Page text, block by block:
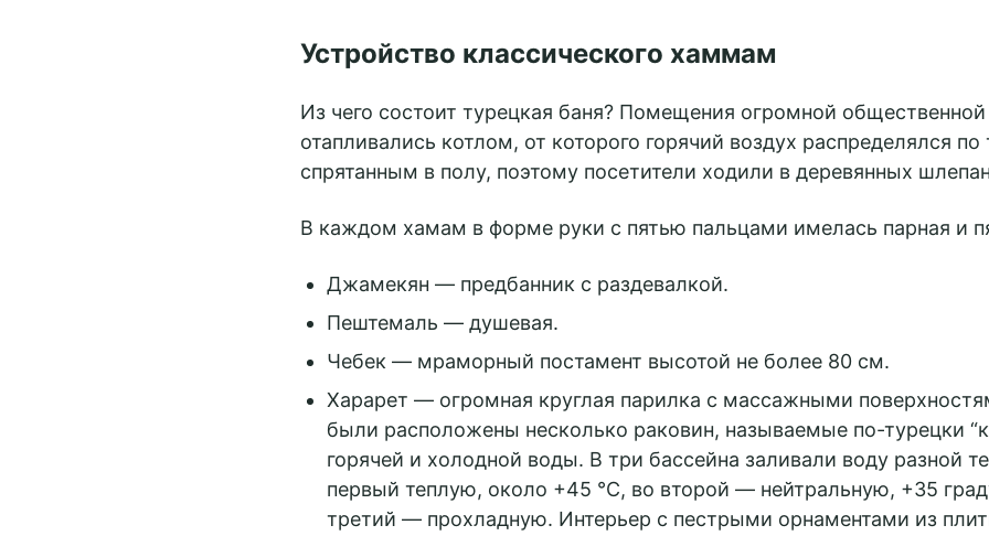
Устройство классического хаммам
Из чего состоит турецкая баня? Помещения огромной
отапливались котлом, от которого горячий воздух распределялся по
спрятанным в полу, поэтому посетители ходили в деревянных
В каждом хамам в форме руки с пятью пальцами имелась парная и
Джамекян — предбанник с раздевалкой.
Пештемаль — душевая.
Чебек — мраморный постамент высотой не более 80 см.
Харарет — огромная круглая парилка с массажными
были расположены несколько раковин, называемые по-турецки
горячей и холодной воды. В три бассейна заливали воду разной
первый теплую, около +45 °C, во второй — нейтральную, +35
третий — прохладную. Интерьер с пестрыми орнаментами из